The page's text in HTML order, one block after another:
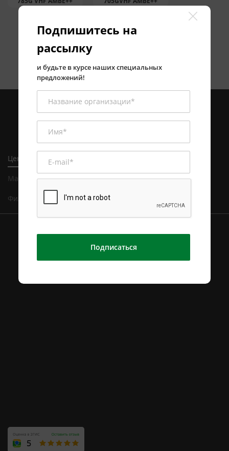
Центральный офис в Алматы
Магазин и сервисный центр в Алматы
Филиал в Астане
Подпишитесь на
рассылку
и будьте в курсе наших специальных
предложений!
Подписаться